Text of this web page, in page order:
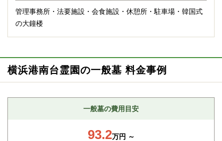
管理事務所・法要施設・会食施設・休憩所・駐車場・韓国式
の大鐘楼
横浜港南台霊園の一般墓 料金事例
一般墓の費用目安
93.2万円 ～